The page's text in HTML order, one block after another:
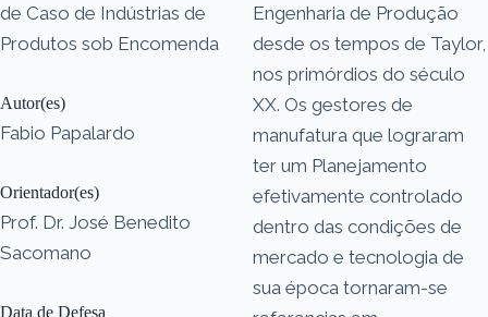
de Caso de Indústrias de
Produtos sob Encomenda
Autor(es)
Fabio Papalardo
Orientador(es)
Prof. Dr. José Benedito
Sacomano
Data de Defesa
Engenharia de Produção
desde os tempos de Taylor,
nos primórdios do século
XX. Os gestores de
manufatura que lograram
ter um Planejamento
efetivamente controlado
dentro das condições de
mercado e tecnologia de
sua época tornaram-se